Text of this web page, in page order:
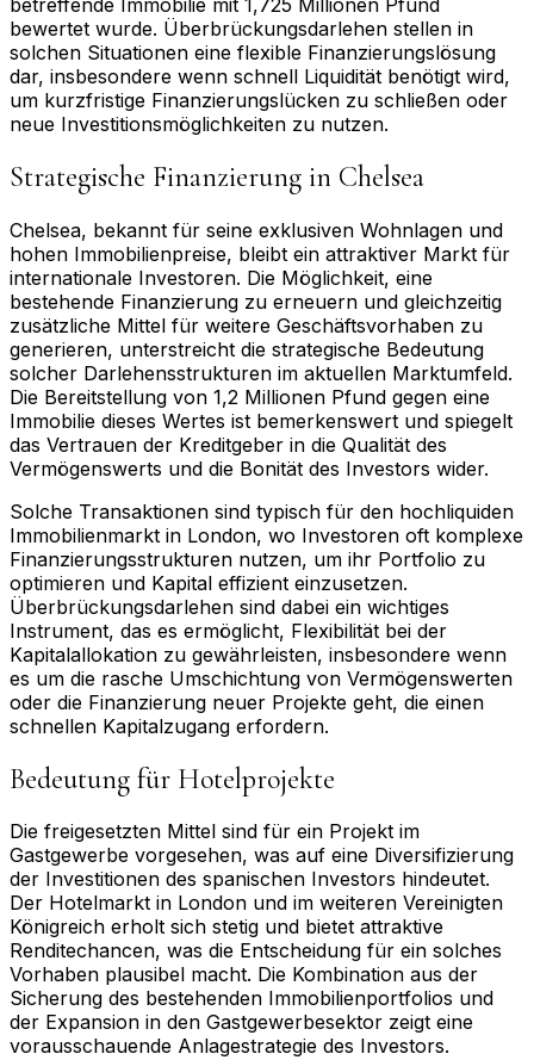
bewertet wurde. Überbrückungsdarlehen stellen in
solchen Situationen eine flexible Finanzierungslösung
dar, insbesondere wenn schnell Liquidität benötigt wird,
um kurzfristige Finanzierungslücken zu schließen oder
neue Investitionsmöglichkeiten zu nutzen.
Strategische Finanzierung in Chelsea
Chelsea, bekannt für seine exklusiven Wohnlagen und
hohen Immobilienpreise, bleibt ein attraktiver Markt für
internationale Investoren. Die Möglichkeit, eine
bestehende Finanzierung zu erneuern und gleichzeitig
zusätzliche Mittel für weitere Geschäftsvorhaben zu
generieren, unterstreicht die strategische Bedeutung
solcher Darlehensstrukturen im aktuellen Marktumfeld.
Die Bereitstellung von 1,2 Millionen Pfund gegen eine
Immobilie dieses Wertes ist bemerkenswert und spiegelt
das Vertrauen der Kreditgeber in die Qualität des
Vermögenswerts und die Bonität des Investors wider.
Solche Transaktionen sind typisch für den hochliquiden
Immobilienmarkt in London, wo Investoren oft komplexe
Finanzierungsstrukturen nutzen, um ihr Portfolio zu
optimieren und Kapital effizient einzusetzen.
Überbrückungsdarlehen sind dabei ein wichtiges
Instrument, das es ermöglicht, Flexibilität bei der
Kapitalallokation zu gewährleisten, insbesondere wenn
es um die rasche Umschichtung von Vermögenswerten
oder die Finanzierung neuer Projekte geht, die einen
schnellen Kapitalzugang erfordern.
Bedeutung für Hotelprojekte
Die freigesetzten Mittel sind für ein Projekt im
Gastgewerbe vorgesehen, was auf eine Diversifizierung
der Investitionen des spanischen Investors hindeutet.
Der Hotelmarkt in London und im weiteren Vereinigten
Königreich erholt sich stetig und bietet attraktive
Renditechancen, was die Entscheidung für ein solches
Vorhaben plausibel macht. Die Kombination aus der
Sicherung des bestehenden Immobilienportfolios und
der Expansion in den Gastgewerbesektor zeigt eine
vorausschauende Anlagestrategie des Investors.